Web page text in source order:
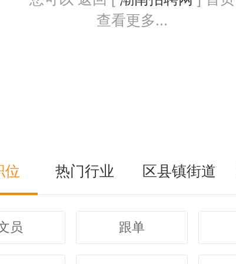
查看更多...
位 热门行业 区县镇街道
员 跟单